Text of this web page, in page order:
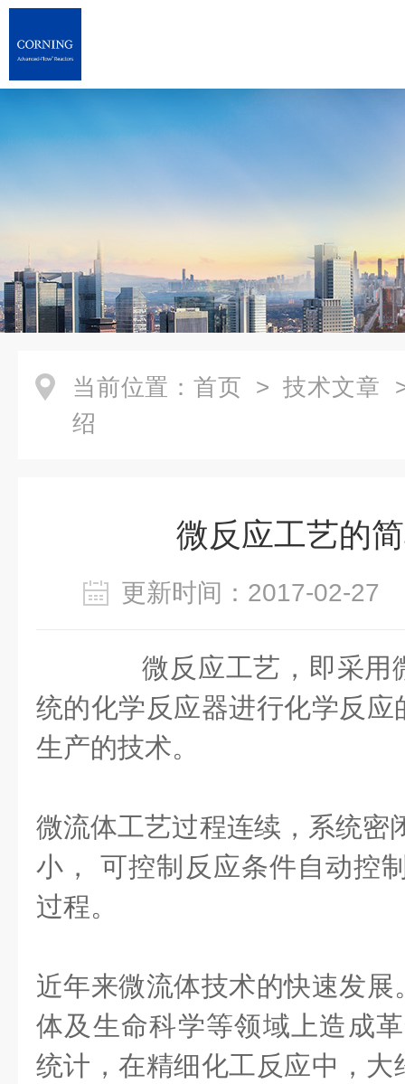
当前位置： 首页 > 技术文章
绍
微反应工艺的
更新时间：2017-02-
微反应工艺，即采用
统的化学反应器进行化学反
生产的技术。
微流体工艺过程连续，系统密
小， 可控制反应条件自动控
过程。
近年来微流体技术的快速发
体及生命科学等领域上造成
统计，在精细化工反应中，